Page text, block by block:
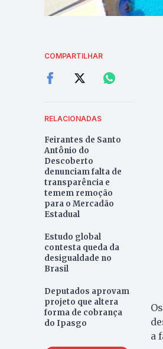
COMPARTILHAR
RELACIONADAS
Feirantes de Santo
Antônio do
Descoberto
denunciam falta de
transparência e
temem remoção
para o Mercadão
Estadual
Estudo global
contesta queda da
desigualdade no
Brasil
Deputados aprovam
projeto que altera
forma de cobrança
do Ipasgo
a